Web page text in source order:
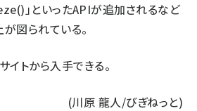
」といったAPIが追加されるなど
図られている。
イトから入手できる。
(川原 龍人/びぎねっと)